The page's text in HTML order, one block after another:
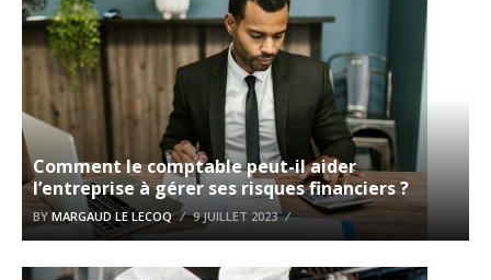
Comment le comptable peut-il aider
l’entreprise à gérer ses risques financiers ?
BY MARGAUD LE LECOQ 9 JUILLET 2023